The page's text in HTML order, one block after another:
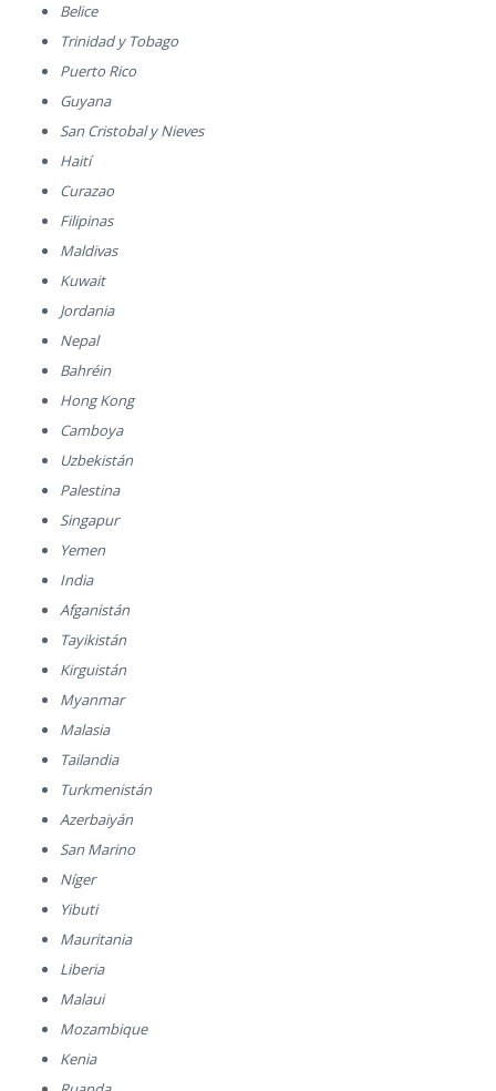
Belice
Trinidad y Tobago
Puerto Rico
Guyana
San Cristobal y Nieves
Haití
Curazao
Filipinas
Maldivas
Kuwait
Jordania
Nepal
Bahréin
Hong Kong
Camboya
Uzbekistán
Palestina
Singapur
Yemen
India
Afganistán
Tayikistán
Kirguistán
Myanmar
Malasia
Tailandia
Turkmenistán
Azerbaiyán
San Marino
Níger
Yibuti
Mauritania
Liberia
Malaui
Mozambique
Kenia